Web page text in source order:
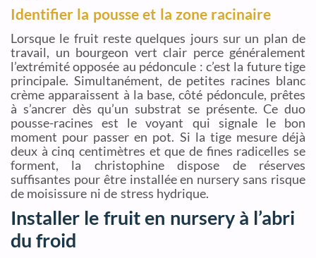
Identifier la pousse et la zone racinaire
Lorsque le fruit reste quelques jours sur un plan de
travail, un bourgeon vert clair perce généralement
l’extrémité opposée au pédoncule : c’est la future tige
principale. Simultanément, de petites racines blanc
crème apparaissent à la base, côté pédoncule, prêtes
à s’ancrer dès qu’un substrat se présente. Ce duo
pousse-racines est le voyant qui signale le bon
moment pour passer en pot. Si la tige mesure déjà
deux à cinq centimètres et que de fines radicelles se
forment, la christophine dispose de réserves
suffisantes pour être installée en nursery sans risque
de moisissure ni de stress hydrique.
Installer le fruit en nursery à l’abri
du froid